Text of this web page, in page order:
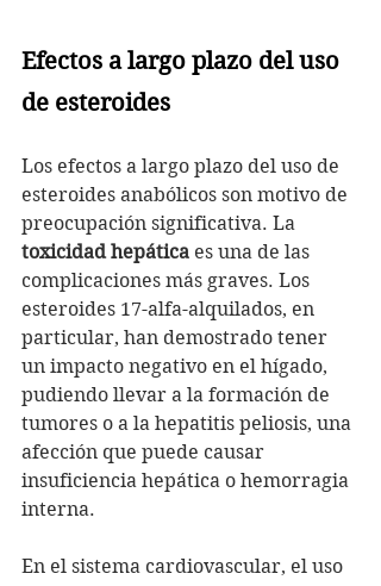
Efectos a largo plazo del uso
de esteroides
Los efectos a largo plazo del uso de
esteroides anabólicos son motivo de
preocupación significativa. La
toxicidad hepática es una de las
complicaciones más graves. Los
esteroides 17-alfa-alquilados, en
particular, han demostrado tener
un impacto negativo en el hígado,
pudiendo llevar a la formación de
tumores o a la hepatitis peliosis, una
afección que puede causar
insuficiencia hepática o hemorragia
interna.
En el sistema cardiovascular, el uso